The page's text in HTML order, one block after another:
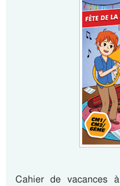
Cahier de vacances